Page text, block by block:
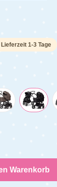
von 0 von 5
1-3 Tage
den
Warenkorb